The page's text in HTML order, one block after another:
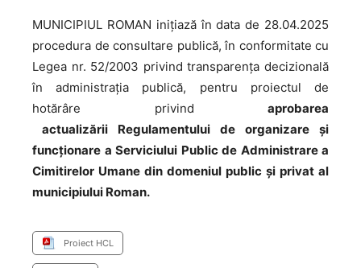
MUNICIPIUL ROMAN inițiază în data de 28.04.2025
procedura de consultare publică, în conformitate cu
Legea nr. 52/2003 privind transparența decizională
în administrația publică, pentru proiectul de
hotărâre privind aprobarea
actualizării Regulamentului de organizare și
funcționare a Serviciului Public de Administrare a
Cimitirelor Umane din domeniul public și privat al
municipiului Roman.
Proiect HCL